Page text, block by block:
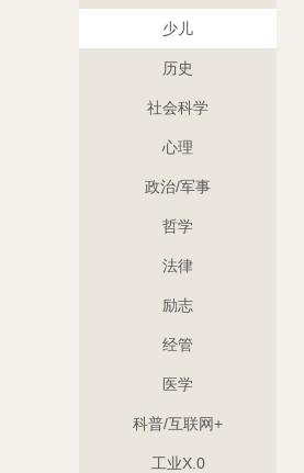
少儿
历史
社会科学
心理
政治/军事
哲学
法律
励志
经管
医学
科普/互联网+
工业X.0